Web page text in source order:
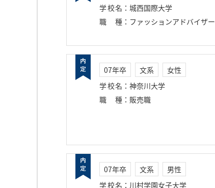
学校名 ： 城西国際大学
職種 ： ファッションアドバイザー
07年卒 文系
女性
学校名 ： 神奈川大学
職種 ： 販売職
07年卒 文系
男性
学校名 ： 川村学園女子大学